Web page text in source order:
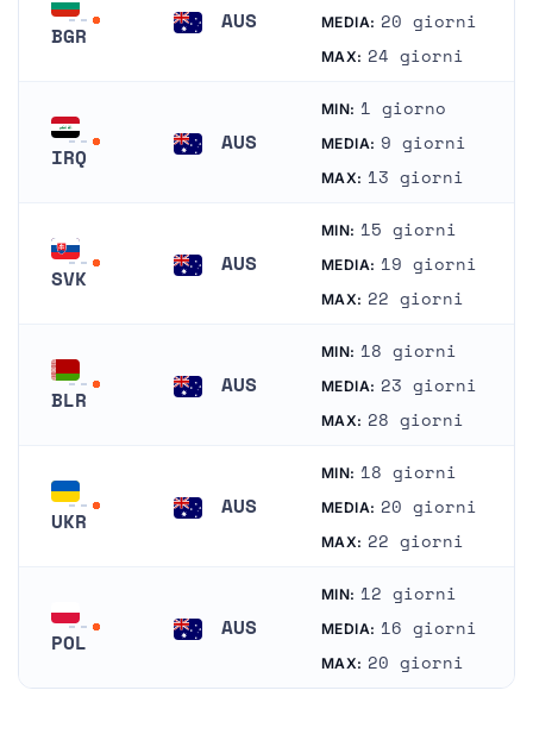
BGR
AUS MEDIA: 20 giorni
MAX: 24 giorni
IRQ
AUS
MIN: 1 giorno
MEDIA: 9 giorni
MAX: 13 giorni
SVK
AUS
MIN: 15 giorni
MEDIA: 19 giorni
MAX: 22 giorni
BLR
AUS
MIN: 18 giorni
MEDIA: 23 giorni
MAX: 28 giorni
UKR
AUS
MIN: 18 giorni
MEDIA: 20 giorni
MAX: 22 giorni
POL
AUS
MIN: 12 giorni
MEDIA: 16 giorni
MAX: 20 giorni